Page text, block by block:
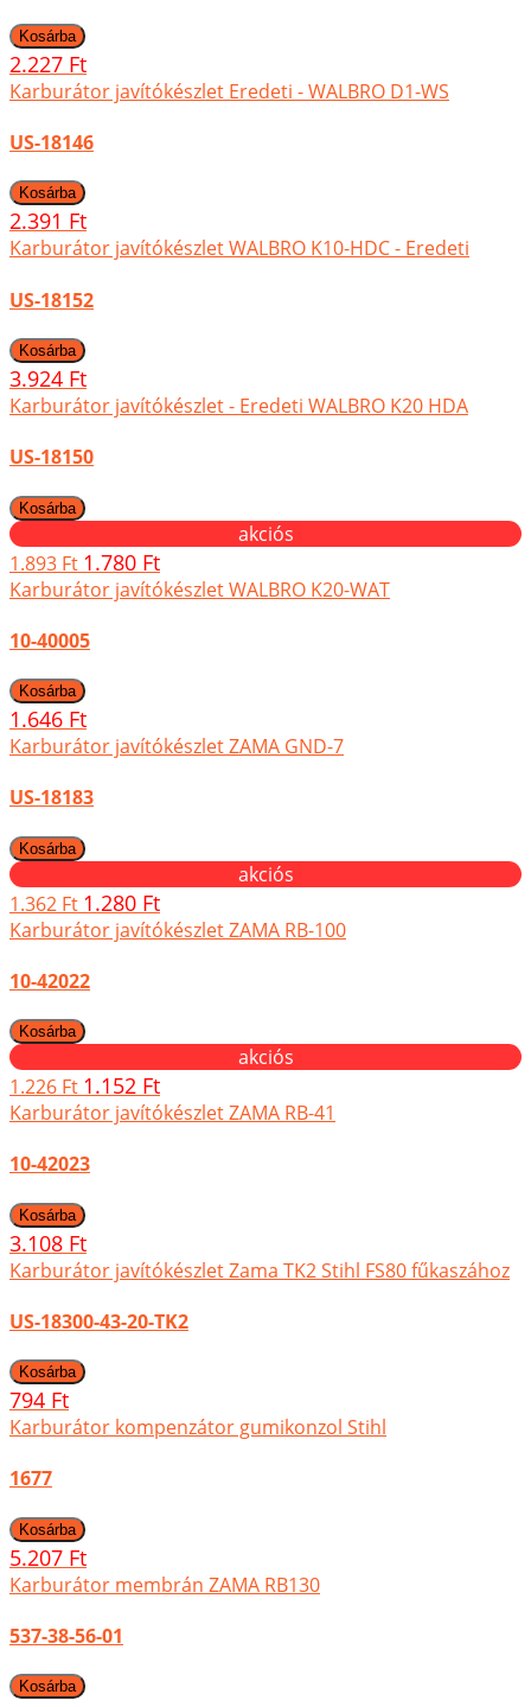
2.227 Ft
Karburátor javítókészlet Eredeti - WALBRO D1-WS
US-18146
2.391 Ft
Karburátor javítókészlet WALBRO K10-HDC - Eredeti
US-18152
3.924 Ft
Karburátor javítókészlet - Eredeti WALBRO K20 HDA
US-18150
akciós
1.893 Ft 1.780 Ft
Karburátor javítókészlet WALBRO K20-WAT
10-40005
1.646 Ft
Karburátor javítókészlet ZAMA GND-7
US-18183
akciós
1.362 Ft 1.280 Ft
Karburátor javítókészlet ZAMA RB-100
10-42022
akciós
1.226 Ft 1.152 Ft
Karburátor javítókészlet ZAMA RB-41
10-42023
3.108 Ft
Karburátor javítókészlet Zama TK2 Stihl FS80 fűkaszához
US-18300-43-20-TK2
794 Ft
Karburátor kompenzátor gumikonzol Stihl
1677
5.207 Ft
Karburátor membrán ZAMA RB130
537-38-56-01